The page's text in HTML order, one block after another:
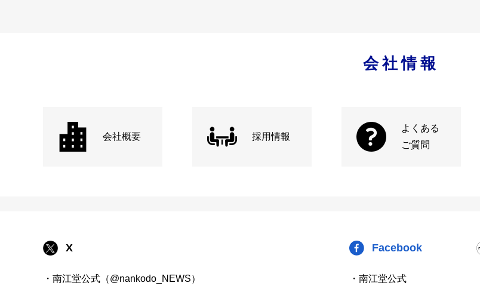
会社情報
会社概要 採用情報
よくある
ご質問
X
・南江堂公式（@nankodo_NEWS）
Facebook
・南江堂公式